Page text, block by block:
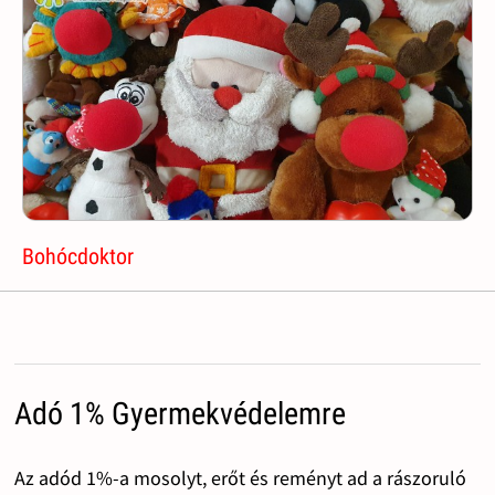
Bohócdoktor
Adó 1% Gyermekvédelemre
Az adód 1%-a mosolyt, erőt és reményt ad a rászoruló